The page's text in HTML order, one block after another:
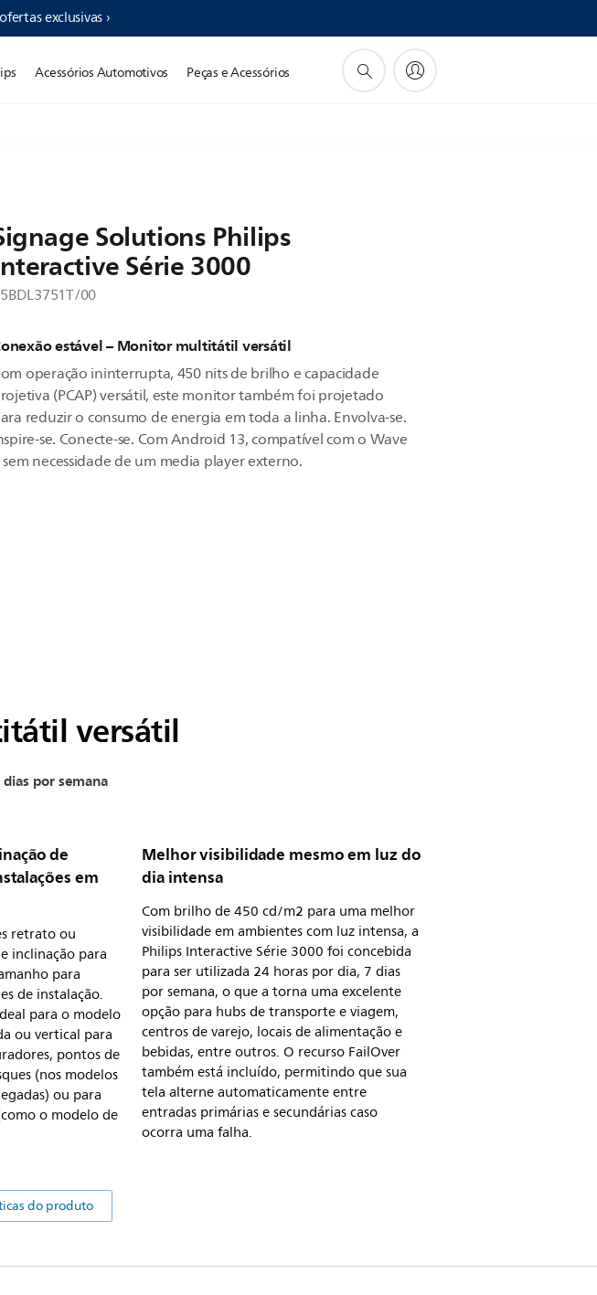
exclusivas ›
Acessórios Automotivos Peças e Acessórios
Solutions Philips
Série 3000
00
estável – Monitor multitátil versátil
operação ininterrupta, 450 nits de brilho e capacidade
(PCAP) versátil, este monitor também foi projetado
reduzir o consumo de energia em toda a linha. Envolva-se.
se. Conecte-se. Com Android 13, compatível com o Wave
necessidade de um media player externo.
versátil
por semana
de
em
retrato ou
inclinação para
para
de instalação.
para o modelo
ou vertical para
pontos de
(nos modelos
ou para
o modelo de
Melhor visibilidade mesmo em luz do
dia intensa
Com brilho de 450 cd/m2 para uma melhor
visibilidade em ambientes com luz intensa, a
Philips Interactive Série 3000 foi concebida
para ser utilizada 24 horas por dia, 7 dias
por semana, o que a torna uma excelente
opção para hubs de transporte e viagem,
centros de varejo, locais de alimentação e
bebidas, entre outros. O recurso FailOver
também está incluído, permitindo que sua
tela alterne automaticamente entre
entradas primárias e secundárias caso
ocorra uma falha.
do produto